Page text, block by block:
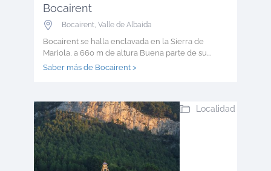
Bocairent
Bocairent, Valle de Albaida
Bocairent se halla enclavada en la Sierra de
Mariola, a 660 m de altura Buena parte de su...
Saber más de Bocairent >
Localidad